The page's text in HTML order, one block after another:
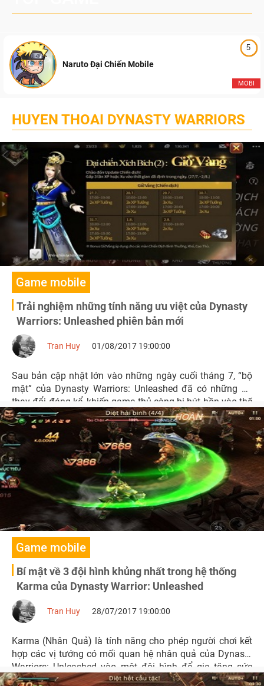
5
MOBI
Naruto Đại Chiến Mobile
HUYEN THOAI DYNASTY WARRIORS
Game mobile
Trải nghiệm những tính năng ưu việt của Dynasty
Warriors: Unleashed phiên bản mới
Tran Huy 01/08/2017 19:00:00
Sau bản cập nhật lớn vào những ngày cuối tháng 7, “bộ
mặt” của Dynasty Warriors: Unleashed đã có những sự
thay đổi đáng kể, khiến game thủ càng bị hút hồn vào thế
giới khốc liệt và máu lửa của Tam Quốc Vô Song.
Game mobile
Bí mật về 3 đội hình khủng nhất trong hệ thống
Karma của Dynasty Warrior: Unleashed
Tran Huy 28/07/2017 19:00:00
Karma (Nhân Quả) là tính năng cho phép người chơi kết
hợp các vị tướng có mối quan hệ nhân quả của Dynasty
Warriors: Unleashed vào một đội hình để gia tăng sức
mạnh.